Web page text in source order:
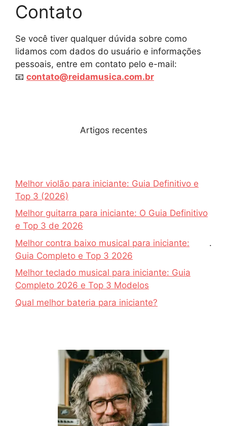
Contato
Se você tiver qualquer dúvida sobre como
lidamos com dados do usuário e informações
pessoais, entre em contato pelo e-mail:
📧 contato@reidamusica.com.br
Artigos recentes
Melhor violão para iniciante: Guia Definitivo e
Top 3 (2026)
Melhor guitarra para iniciante: O Guia Definitivo
e Top 3 de 2026
Melhor contra baixo musical para iniciante:
Guia Completo e Top 3 2026
Melhor teclado musical para iniciante: Guia
Completo 2026 e Top 3 Modelos
Qual melhor bateria para iniciante?
.